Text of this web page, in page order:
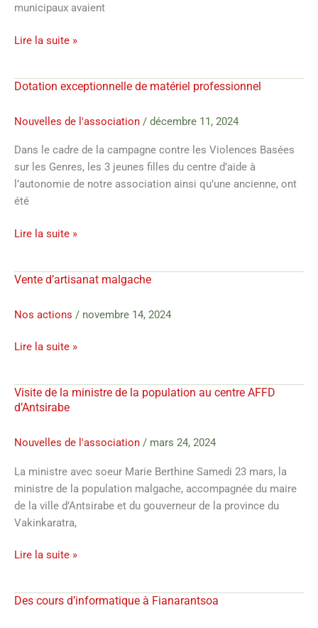
municipaux avaient
Lire la suite »
Dotation exceptionnelle de matériel professionnel
Nouvelles de l'association / décembre 11, 2024
Dans le cadre de la campagne contre les Violences Basées
sur les Genres, les 3 jeunes filles du centre d’aide à
l’autonomie de notre association ainsi qu’une ancienne, ont
été
Dotation
de
professionnel
Lire la suite »
Vente d’artisanat malgache
Nos actions / novembre 14, 2024
Vente
malgache
Lire la suite »
Visite de la ministre de la population au centre AFFD
d’Antsirabe
Nouvelles de l'association / mars 24, 2024
La ministre avec soeur Marie Berthine Samedi 23 mars, la
ministre de la population malgache, accompagnée du maire
de la ville d’Antsirabe et du gouverneur de la province du
Vakinkaratra,
Visite
de
ministre
la
population
au
centre
Lire la suite »
Des cours d’informatique à Fianarantsoa
Des